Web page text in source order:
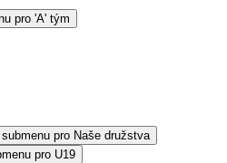
pro 'A' tým
pro Naše družstva
pro U19